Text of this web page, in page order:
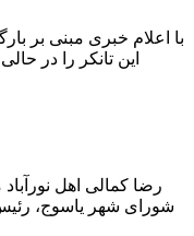
با اعلام خبری مبنی بر
رضا کمالی اهل
شورای شهر یاسوج، رئیس